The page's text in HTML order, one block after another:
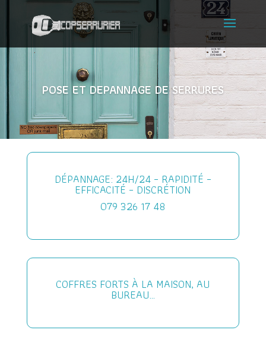
POSE ET DEPANNAGE DE SERRURES
DÉPANNAGE: 24H/24 – RAPIDITÉ –
EFFICACITÉ – DISCRÉTION
079 326 17 48
COFFRES FORTS À LA MAISON, AU
BUREAU…